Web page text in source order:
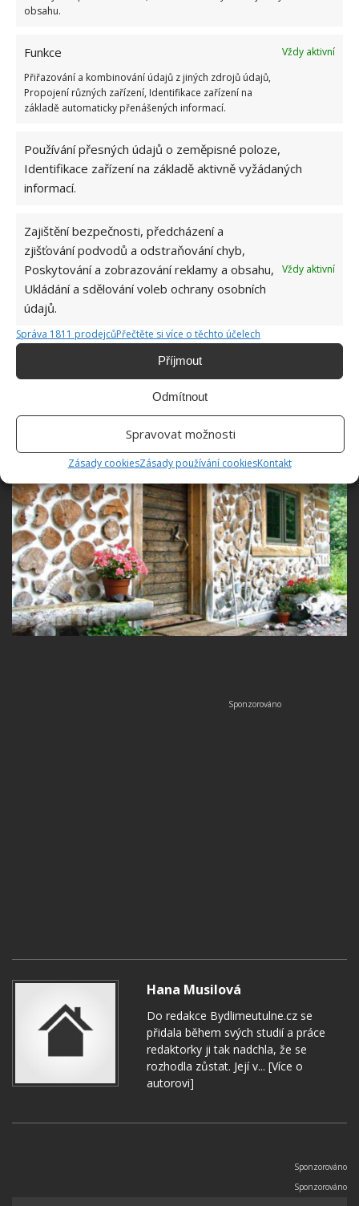
obsahu.
Funkce
Vždy aktivní
Přiřazování a kombinování údajů z jiných zdrojů údajů,
Propojení různých zařízení, Identifikace zařízení na
základě automaticky přenášených informací.
Používání přesných údajů o zeměpisné poloze,
Identifikace zařízení na základě aktivně vyžádaných
informací.
Zajištění bezpečnosti, předcházení a
zjišťování podvodů a odstraňování chyb,
Poskytování a zobrazování reklamy a obsahu,
Ukládání a sdělování voleb ochrany osobních
údajů.
Vždy aktivní
Správa 1811 prodejcůPřečtěte si více o těchto účelech
Příjmout
Odmítnout
Spravovat možnosti
Zásady cookiesZásady používání cookiesKontakt
Hana Musilová
Do redakce Bydlimeutulne.cz se
přidala během svých studií a práce
redaktorky ji tak nadchla, že se
rozhodla zůstat. Její v... [Více o
autorovi]